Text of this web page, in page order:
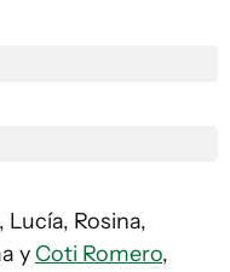
Lucía, Rosina,
y Coti Romero,